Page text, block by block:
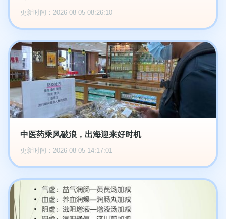
更新时间：2026-08-05 08:26:10
中医药乘风破浪，出海迎来好时机
更新时间：2026-08-05 14:17:01